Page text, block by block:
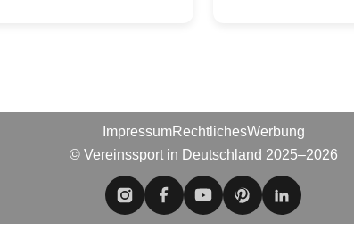
ImpressumRechtlichesWerbung
© Vereinssport in Deutschland 2025–2026